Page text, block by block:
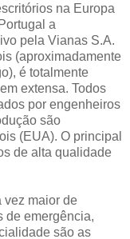
na Europa
a
pela Vianas S.A.
(aproximadamente
é totalmente
extensa. Todos
por engenheiros
são
(EUA). O principal
de alta qualidade
vez maior de
de emergência,
são as